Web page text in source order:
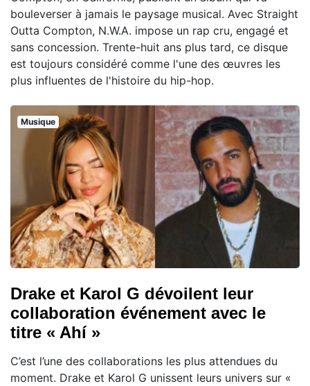
bouleverser à jamais le paysage musical. Avec Straight
Outta Compton, N.W.A. impose un rap cru, engagé et
sans concession. Trente-huit ans plus tard, ce disque
est toujours considéré comme l'une des œuvres les
plus influentes de l'histoire du hip-hop.
Musique
Drake et Karol G dévoilent leur
collaboration événement avec le
titre « Ahí »
C’est l’une des collaborations les plus attendues du
moment. Drake et Karol G unissent leurs univers sur «